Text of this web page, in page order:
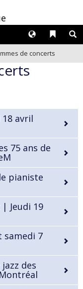
Liens
Langues
de concerts
avril
75 ans de
pianiste
| Jeudi 19
samedi 7
des